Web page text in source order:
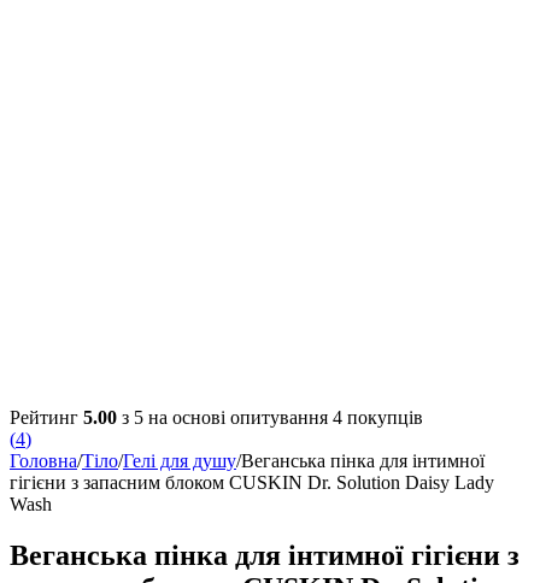
Рейтинг 5.00 з 5 на основі опитування 4 покупців
(4)
Головна/Тіло/Гелі для душу/Веганська пінка для інтимної
гігієни з запасним блоком CUSKIN Dr. Solution Daisy Lady
Wash
Веганська пінка для інтимної гігієни з